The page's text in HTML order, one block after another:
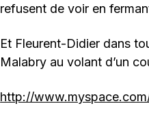
refusent de voir en
Et Fleurent-Didier dans
Malabry au volant d’un
http://